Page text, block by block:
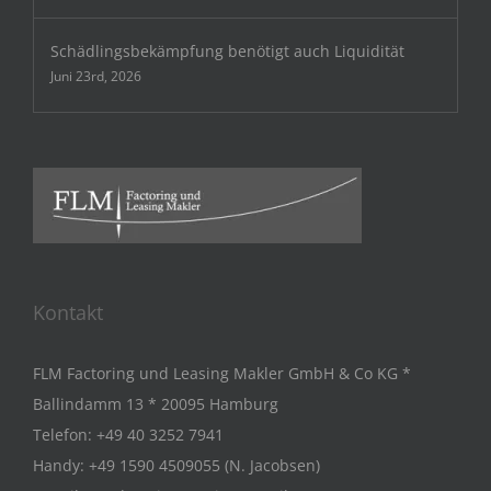
Schädlingsbekämpfung benötigt auch Liquidität
Juni 23rd, 2026
Kontakt
FLM Factoring und Leasing Makler GmbH & Co KG *
Ballindamm 13 * 20095 Hamburg
Telefon: +49 40 3252 7941
Handy: +49 1590 4509055 (N. Jacobsen)